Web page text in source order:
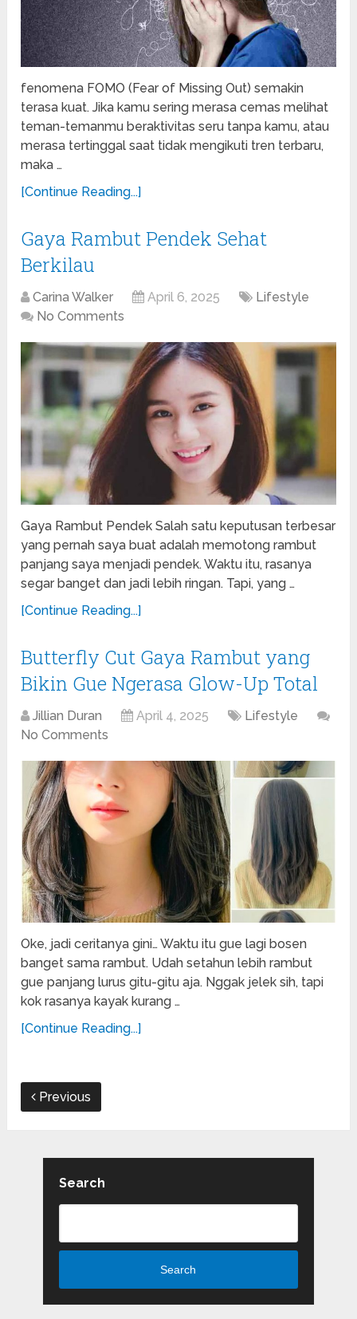
fenomena FOMO (Fear of Missing Out) semakin
terasa kuat. Jika kamu sering merasa cemas melihat
teman-temanmu beraktivitas seru tanpa kamu, atau
merasa tertinggal saat tidak mengikuti tren terbaru,
maka …
[Continue Reading...]
Gaya Rambut Pendek Sehat
Berkilau
Carina Walker April 6, 2025
Lifestyle
No Comments
Gaya Rambut Pendek Salah satu keputusan terbesar
yang pernah saya buat adalah memotong rambut
panjang saya menjadi pendek. Waktu itu, rasanya
segar banget dan jadi lebih ringan. Tapi, yang …
[Continue Reading...]
Butterfly Cut Gaya Rambut yang
Bikin Gue Ngerasa Glow-Up Total
Jillian Duran April 4, 2025
Lifestyle
No Comments
Oke, jadi ceritanya gini… Waktu itu gue lagi bosen
banget sama rambut. Udah setahun lebih rambut
gue panjang lurus gitu-gitu aja. Nggak jelek sih, tapi
kok rasanya kayak kurang …
[Continue Reading...]
Previous
Search
Search